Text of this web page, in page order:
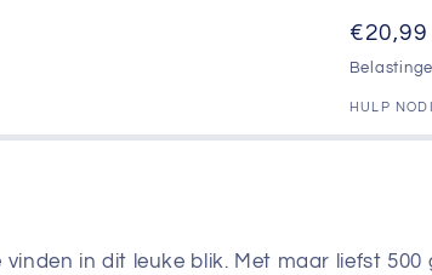
groot
prijs
€20,99
HULP
in dit leuke blik. Met maar liefst 500